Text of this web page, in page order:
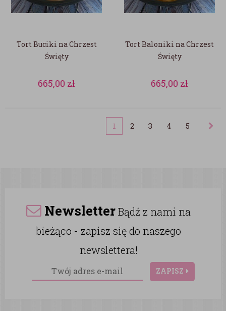
Tort Buciki na Chrzest
Święty
665,00 zł
Tort Baloniki na Chrzest
Święty
665,00 zł
1 2 3 4 5
NewsletterBądź z nami na
bieżąco - zapisz się do naszego
newslettera!
ZAPISZ